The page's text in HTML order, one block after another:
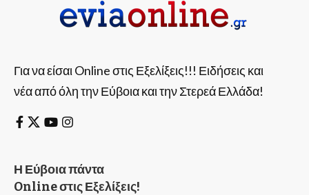
Για να είσαι Online στις Εξελίξεις!!! Ειδήσεις και
νέα από όλη την Εύβοια και την Στερεά Ελλάδα!
Η Εύβοια πάντα
Online στις Εξελίξεις!